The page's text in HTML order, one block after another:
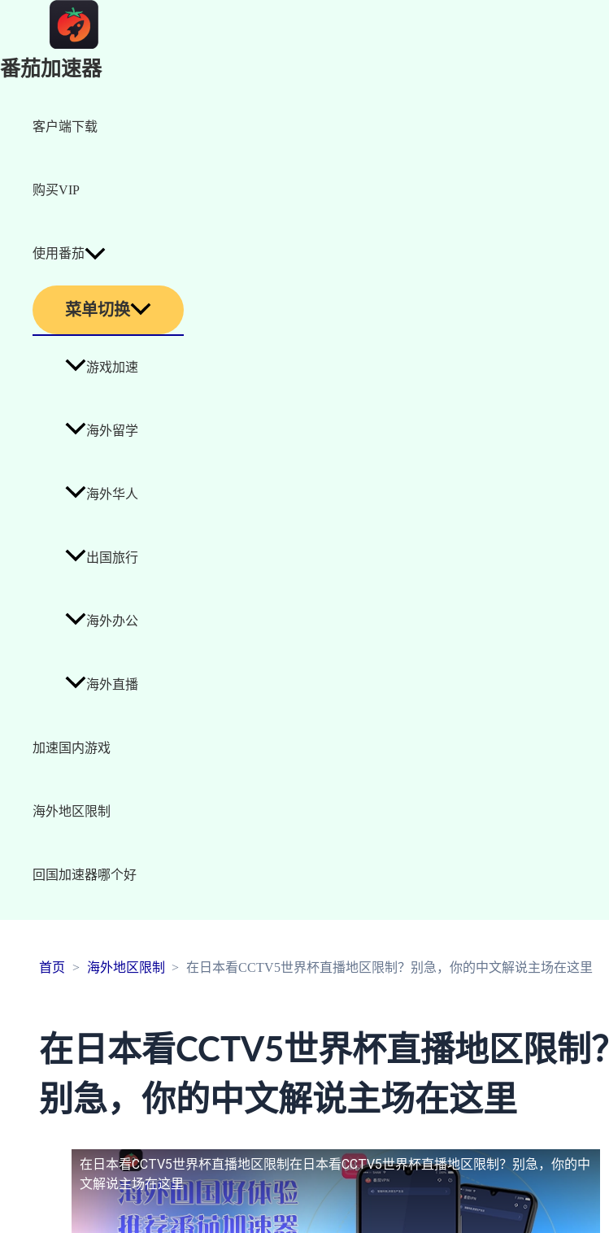
番茄加速器
客户端下载
购买VIP
使用番茄
菜单切换
游戏加速
海外留学
海外华人
出国旅行
海外办公
海外直播
加速国内游戏
海外地区限制
回国加速器哪个好
首页 海外地区限制 在日本看CCTV5世界杯直播地区限制？别急，你的中文解说主场在这里
在日本看CCTV5世界杯直播地区限制？
别急，你的中文解说主场在这里
在日本看CCTV5世界杯直播地区限制 在日本看CCTV5世界杯直播地区限制？别急，你的中
文解说主场在这里